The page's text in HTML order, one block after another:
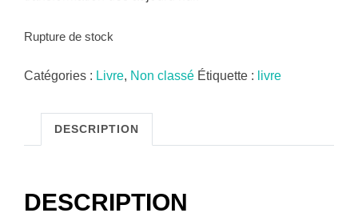
Rupture de stock
Catégories : Livre, Non classé Étiquette : livre
DESCRIPTION
DESCRIPTION